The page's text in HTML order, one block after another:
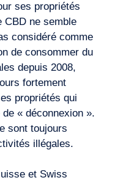
ses propriétés
CBD ne semble
considéré comme
de consommer du
depuis 2008,
fortement
propriétés qui
« déconnexion ».
sont toujours
illégales.
et Swiss